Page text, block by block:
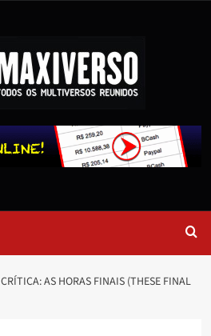
CRÍTICA: AS HORAS FINAIS (THESE FINAL